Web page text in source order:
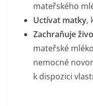
mateřského
Uctívat matky,
Zachraňuje
mateřské
nemocné
k dispozici